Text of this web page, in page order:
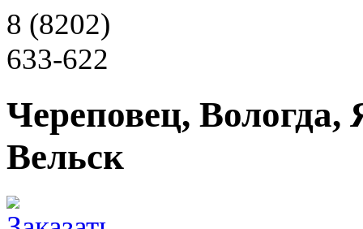
8 (8202)
633-622
Череповец, Вологда,
Вельск